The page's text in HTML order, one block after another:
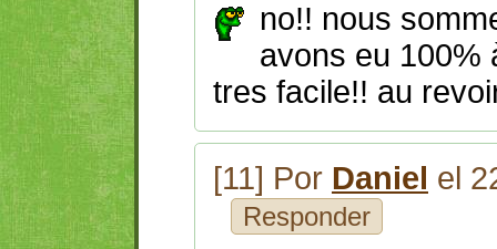
no!! nous
avons eu 100%
tres facile!! au
[11] Por Daniel el
Responder